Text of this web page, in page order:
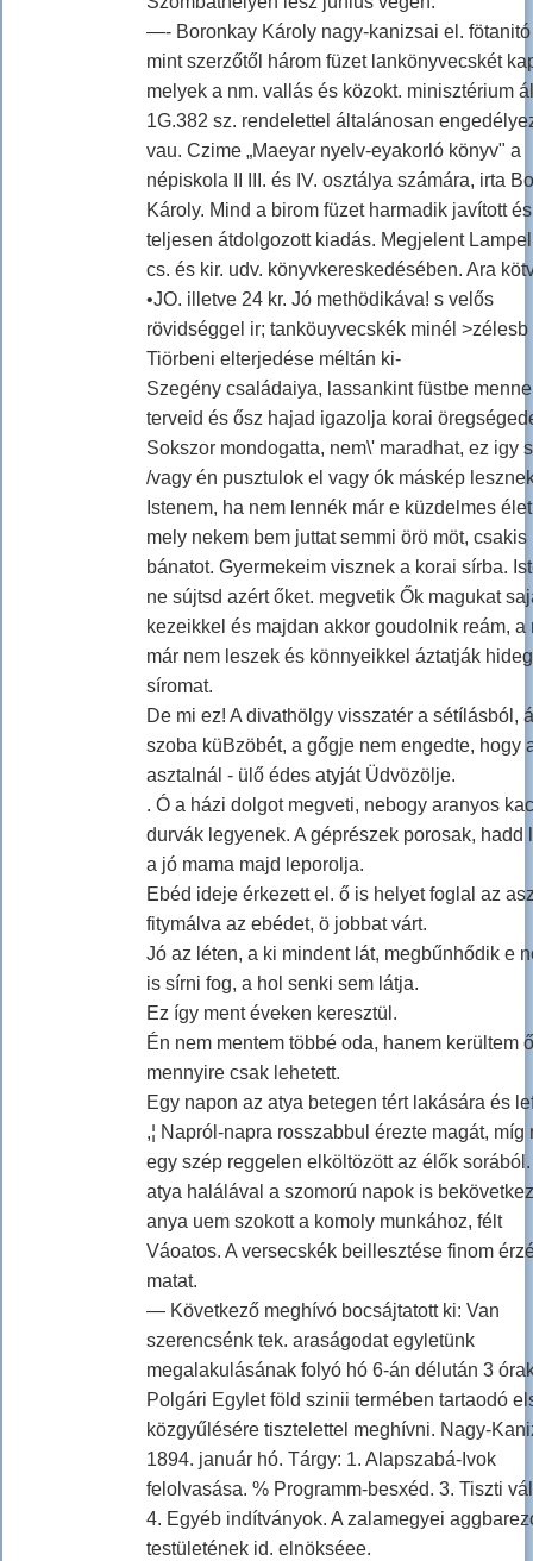
—- Boronkay Károly nagy-kanizsai el. fötanitó
mint szerzőtől három füzet lankönyvecskét
melyek a nm. vallás és közokt. minisztérium
1G.382 sz. rendelettel általánosan
vau. Czime „Maeyar nyelv-eyakorló könyv" a
népiskola II III. és IV. osztálya számára, irta
Károly. Mind a birom füzet harmadik javított és
teljesen átdolgozott kiadás. Megjelent
cs. és kir. udv. könyvkereskedésében. Ara
•JO. illetve 24 kr. Jó methödikáva! s velős
rövidséggel ir; tanköuyvecskék minél >zélesb
Tiörbeni elterjedése méltán ki-
Szegény családaiya, lassankint füstbe
terveid és ősz hajad igazolja korai
Sokszor mondogatta, nem\' maradhat, ez igy
/vagy én pusztulok el vagy ók máskép
Istenem, ha nem lennék már e küzdelmes
mely nekem bem juttat semmi örö möt, csakis
bánatot. Gyermekeim visznek a korai sírba.
ne sújtsd azért őket. megvetik Ők magukat
kezeikkel és majdan akkor goudolnik reám, a
már nem leszek és könnyeikkel áztatják hideg
síromat.
De mi ez! A divathölgy visszatér a sétílásból,
szoba küBzöbét, a gőgje nem engedte, hogy
asztalnál - ülő édes atyját Üdvözölje.
. Ó a házi dolgot megveti, nebogy aranyos
durvák legyenek. A géprészek porosak, hadd
a jó mama majd leporolja.
Ebéd ideje érkezett el. ő is helyet foglal az
fitymálva az ebédet, ö jobbat várt.
Jó az léten, a ki mindent lát, megbűnhődik e
is sírni fog, a hol senki sem látja.
Ez így ment éveken keresztül.
Én nem mentem többé oda, hanem kerültem
mennyire csak lehetett.
Egy napon az atya betegen tért lakására és
,¦ Napról-napra rosszabbul érezte magát, míg
egy szép reggelen elköltözött az élők sorából.
atya halálával a szomorú napok is
anya uem szokott a komoly munkához, félt
Váoatos. A versecskék beillesztése finom
matat.
— Következő meghívó bocsájtatott ki: Van
szerencsénk tek. araságodat egyletünk
megalakulásának folyó hó 6-án délután 3
Polgári Egylet föld szinii termében tartaodó
közgyűlésére tisztelettel meghívni. Nagy-
1894. január hó. Tárgy: 1. Alapszabá-Ivok
felolvasása. % Programm-besxéd. 3. Tiszti
4. Egyéb indítványok. A zalamegyei
testületének id. elnökséee.